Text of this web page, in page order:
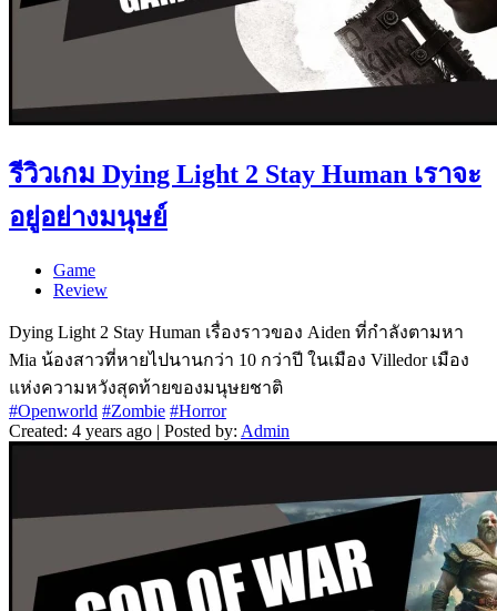
รีวิวเกม Dying Light 2 Stay Human เราจะ
อยู่อย่างมนุษย์
Game
Review
Dying Light 2 Stay Human เรื่องราวของ Aiden ที่กำลังตามหา
Mia น้องสาวที่หายไปนานกว่า 10 กว่าปี ในเมือง Villedor เมือง
แห่งความหวังสุดท้ายของมนุษยชาติ
#Openworld #Zombie #Horror
Created: 4 years ago | Posted by: Admin